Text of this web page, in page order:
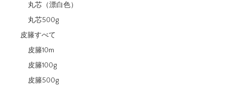
丸芯（漂白色）
丸芯500g
皮籐すべて
皮籐10m
皮籐100g
皮籐500g